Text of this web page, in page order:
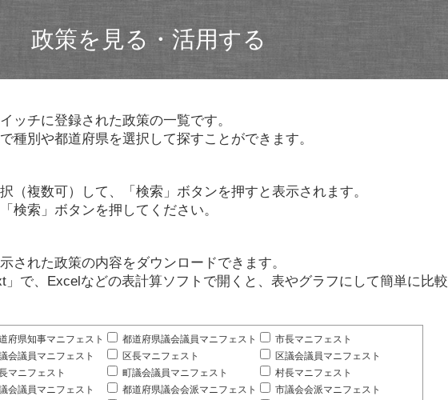
政策を見る・活用する
ッチに登録された政策の一覧です。
種別や都道府県を選択して探すことができます。
（複数可）して、「検索」ボタンを押すと表示されます。
検索」ボタンを押してください。
された政策の内容をダウンロードできます。
で、Excelなどの表計算ソフトで開くと、表やグラフにして簡単に比較
府県知事マニフェスト 都道府県議会議員マニフェスト
市長マニフェスト
会議員マニフェスト
区長マニフェスト
区議会議員マニフェスト
マニフェスト
町議会議員マニフェスト
村長マニフェスト
会議員マニフェスト
都道府県議会会派マニフェスト
市議会会派マニフェスト